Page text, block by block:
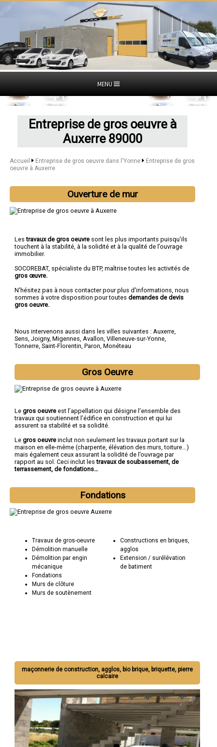
MENU
Entreprise de gros oeuvre à
Auxerre 89000
Accueil Entreprise de gros oeuvre dans l'Yonne
Entreprise de gros
oeuvre à Auxerre
Ouverture de mur
Lestravaux de gros oeuvre sont les plus importants puisqu’ils
touchent à la stabilité, à la solidité et à la qualité de l’ouvrage
immobilier.
SOCOREBAT, spécialiste du BTP, maîtrise toutes les activités de
gros œuvre.
N'hésitez pas à nous contacter pour plus d'informations, nous
sommes à votre disposition pour toutes demandes de devis
gros oeuvre.
Nous intervenons aussi dans les villes suivantes : Auxerre,
Sens, Joigny, Migennes, Avallon, Villeneuve-sur-Yonne,
Tonnerre, Saint-Florentin, Paron, Monéteau
Gros Oeuvre
Le gros oeuvre est l’appellation qui désigne l’ensemble des
travaux qui soutiennent l’édifice en construction et qui lui
assurent sa stabilité et sa solidité.
Le gros oeuvre inclut non seulement les travaux portant sur la
maison en elle-même (charpente, élévation des murs, toiture…)
mais également ceux assurant la solidité de l’ouvrage par
rapport au sol. Ceci inclut lestravaux de soubassement, de
terrassement, de fondations…
Fondations
Travaux de gros-oeuvre
Démolition manuelle
Démolition par engin
mécanique
Fondations
Murs de clôture
Murs de soutènement
Constructions en briques,
agglos
Extension / surélévation
de batiment
maçonnerie de construction, agglos, bio brique, briquette, pierre
calcaire